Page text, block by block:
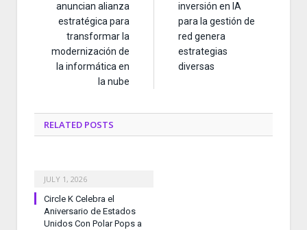
anuncian alianza
estratégica para
transformar la
modernización de
la informática en
la nube
inversión en IA
para la gestión de
red genera
estrategias
diversas
RELATED POSTS
JULY 1, 2026
Circle K Celebra el
Aniversario de Estados
Unidos Con Polar Pops a